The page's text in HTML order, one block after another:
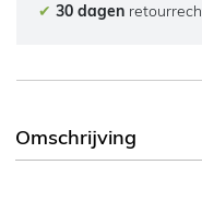
✔ 30 dagen
Omschrijving